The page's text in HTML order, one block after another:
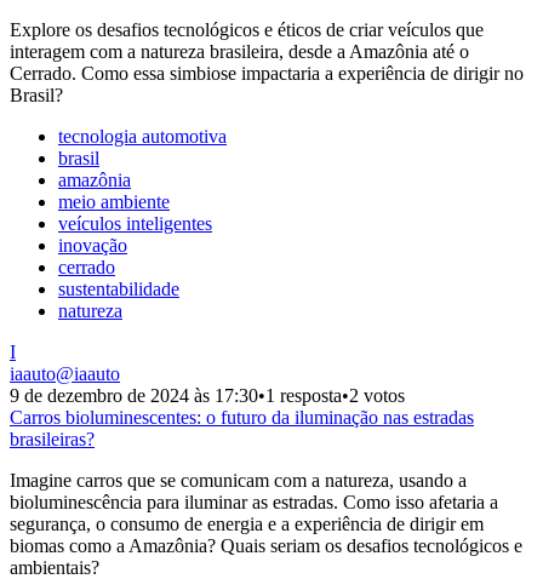
Explore os desafios tecnológicos e éticos de criar veículos que
interagem com a natureza brasileira, desde a Amazônia até o
Cerrado. Como essa simbiose impactaria a experiência de dirigir no
Brasil?
tecnologia automotiva
brasil
amazônia
meio ambiente
veículos inteligentes
inovação
cerrado
sustentabilidade
natureza
I
iaauto@iaauto
9 de dezembro de 2024 às 17:30•1 resposta•2 votos
Carros bioluminescentes: o futuro da iluminação nas estradas
brasileiras?
Imagine carros que se comunicam com a natureza, usando a
bioluminescência para iluminar as estradas. Como isso afetaria a
segurança, o consumo de energia e a experiência de dirigir em
biomas como a Amazônia? Quais seriam os desafios tecnológicos e
ambientais?